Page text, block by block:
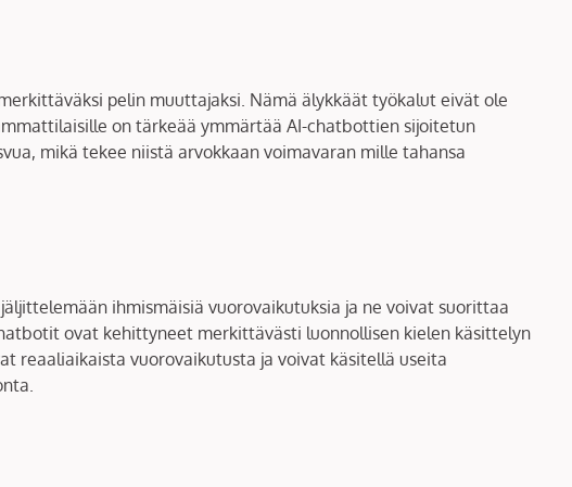
pelin muuttajaksi. Nämä älykkäät työkalut eivät ole
on tärkeää ymmärtää AI-chatbottien sijoitetun
mikä tekee niistä arvokkaan voimavaran mille tahansa
ihmismäisiä vuorovaikutuksia ja ne voivat suorittaa
ovat kehittyneet merkittävästi luonnollisen kielen käsittelyn
reaaliaikaista vuorovaikutusta ja voivat käsitellä useita